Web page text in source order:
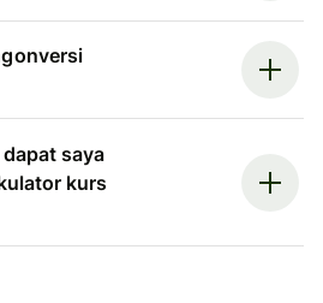
saya
kurs